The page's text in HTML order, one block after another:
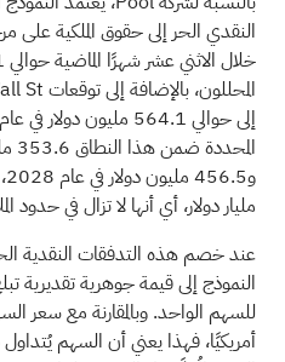
النقدي الحر إلى حقوق الملكية على
مليار دولار، أي أنها لا تزال في حدود
عند خصم هذه التدفقات النقدية